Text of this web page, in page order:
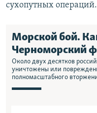
сухопутных операций.